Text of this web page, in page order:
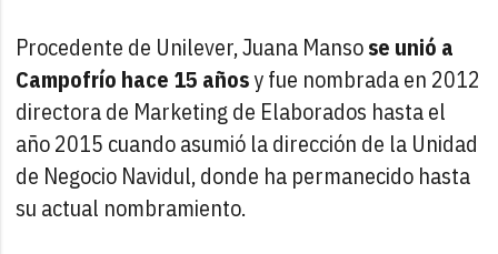
Procedente de Unilever, Juana Mansose unió a
Campofrío hace 15 añosy fue nombrada en 2012
directora de Marketing de Elaborados hasta el
año 2015 cuando asumió la dirección de la Unidad
de Negocio Navidul, donde ha permanecido hasta
su actual nombramiento.